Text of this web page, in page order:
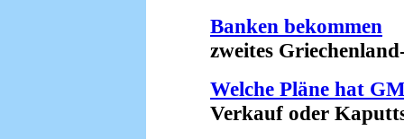
Banken bekommen
zweites
Welche Pläne hat
Verkauf oder